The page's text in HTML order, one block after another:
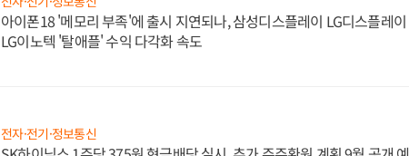
아이폰18 '메모리 부족'에 출시 지연되나, 삼성디스플레이 LG디스플레이
LG이노텍 '탈애플' 수익 다각화 속도
전자·전기·정보통신